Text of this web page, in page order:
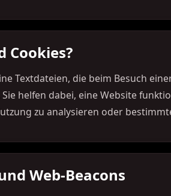
Cookies?
Textdateien, die beim Besuch
helfen dabei, eine Website
zu analysieren oder
Web-Beacons